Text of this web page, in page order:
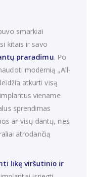
smarkiai
kitais ir savo
praradimu. Po
modernią „All-
atkurti visą
viename
sprendimas
ar visų dantų, nes
atrodančią
likę viršutinio ir